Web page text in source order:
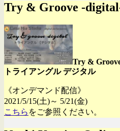
Try & Groove -
Try &
トライアングル デジタル
《オンデマンド配信》
2021/5/15(土)～ 5/21(金)
こちら をご参照ください。